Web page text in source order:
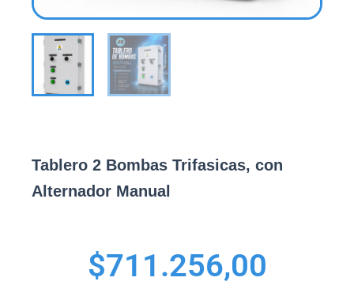
Tablero 2 Bombas Trifasicas, con
Alternador Manual
$711.256,00